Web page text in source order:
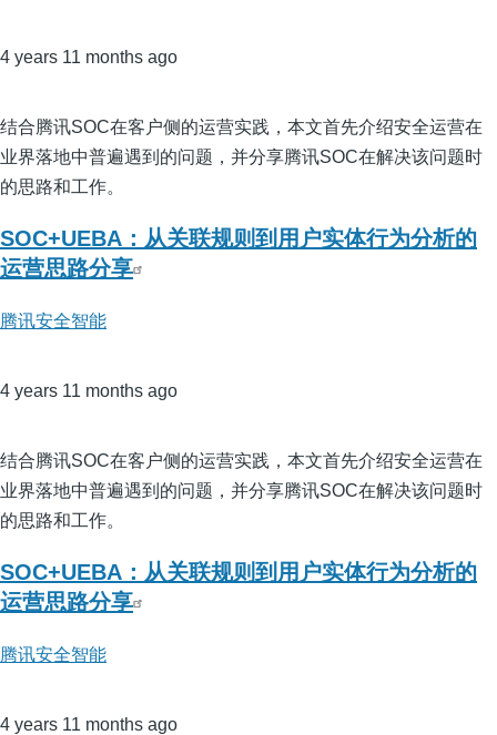
4 years 11 months ago
结合腾讯SOC在客户侧的运营实践，本文首先介绍安全运营在
业界落地中普遍遇到的问题，并分享腾讯SOC在解决该问题时
的思路和工作。
SOC+UEBA：从关联规则到用户实体行为分析的
运营思路分享
腾讯安全智能
4 years 11 months ago
结合腾讯SOC在客户侧的运营实践，本文首先介绍安全运营在
业界落地中普遍遇到的问题，并分享腾讯SOC在解决该问题时
的思路和工作。
SOC+UEBA：从关联规则到用户实体行为分析的
运营思路分享
腾讯安全智能
4 years 11 months ago